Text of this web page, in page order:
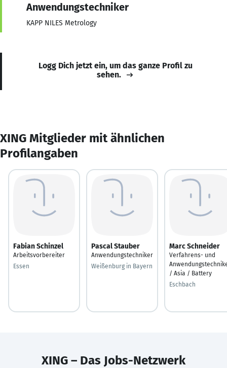
Anwendungstechniker
KAPP NILES Metrology
Logg Dich jetzt ein, um das ganze Profil zu
sehen.
XING Mitglieder mit ähnlichen
Profilangaben
Fabian Schinzel
Arbeitsvorbereiter
Essen
Pascal Stauber
Anwendungstechniker
Weißenburg in Bayern
Marc Schneider
Verfahrens- und
/ Asia / Battery
Eschbach
XING – Das Jobs-Netzwerk